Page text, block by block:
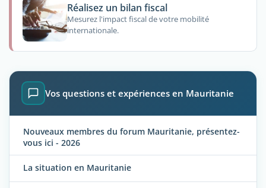
Réalisez un bilan fiscal
Mesurez l'impact fiscal de votre mobilité
internationale.
Vos questions et expériences en Mauritanie
Nouveaux membres du forum Mauritanie, présentez-
vous ici - 2026
La situation en Mauritanie